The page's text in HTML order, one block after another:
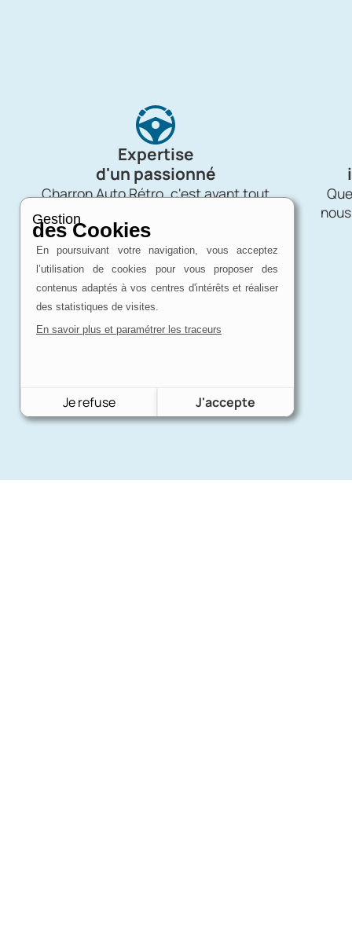
Expertise
d'un passionné
Charron Auto Rétro, c'est avant tout
Gestion
des Cookies
En poursuivant votre navigation, vous acceptez
l’utilisation de cookies pour vous proposer des
contenus adaptés à vos centres d'intérêts et réaliser
des statistiques de visites.
En savoir plus et paramétrer les traceurs
Je refuse J'accepte